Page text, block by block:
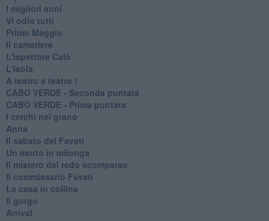
I migliori anni
Vi odio tutti
Primo Maggio
Il cameriere
L'ispettore Calò
L'isola
A teatro a teatro !
CABO VERDE - Seconda puntata
CABO VERDE - Prima puntata
I cerchi nel grano
Anna
Il sabato del Favati
Un morto in milonga
Il mistero del redo scomparso
Il commissario Favati
La casa in collina
Il gorgo
Arrival